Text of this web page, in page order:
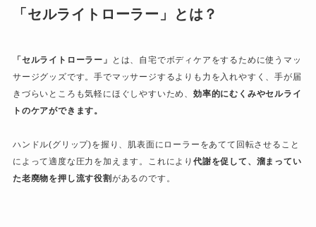
「セルライトローラー」とは？
「セルライトローラー」
とは、自宅でボディケアをするために使うマッ
サージグッズです。手でマッサージするよりも力を入れやすく、手が届
きづらいところも気軽にほぐしやすいため、効率的にむくみやセルライ
トのケアができます。
ハンドル(グリップ)を握り、肌表面にローラーをあてて回転させること
によって適度な圧力を加えます。これにより代謝を促して、溜まってい
た老廃物を押し流す役割 があるのです。